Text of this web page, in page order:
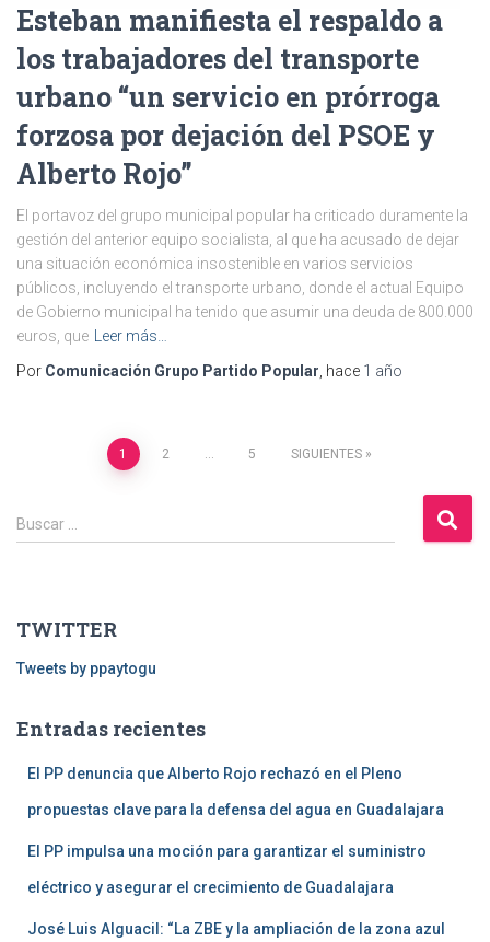
Esteban manifiesta el respaldo a
los trabajadores del transporte
urbano “un servicio en prórroga
forzosa por dejación del PSOE y
Alberto Rojo”
El portavoz del grupo municipal popular ha criticado duramente la
gestión del anterior equipo socialista, al que ha acusado de dejar
una situación económica insostenible en varios servicios
públicos, incluyendo el transporte urbano, donde el actual Equipo
de Gobierno municipal ha tenido que asumir una deuda de 800.000
euros, que Leer más…
Por Comunicación Grupo Partido Popular , hace 1 año
Navegación
de
1 2 5 SIGUIENTES
B
u
r
:
Buscar …
TWITTER
Tweets by ppaytogu
Entradas recientes
El PP denuncia que Alberto Rojo rechazó en el Pleno
propuestas clave para la defensa del agua en Guadalajara
El PP impulsa una moción para garantizar el suministro
eléctrico y asegurar el crecimiento de Guadalajara
José Luis Alguacil: “La ZBE y la ampliación de la zona azul